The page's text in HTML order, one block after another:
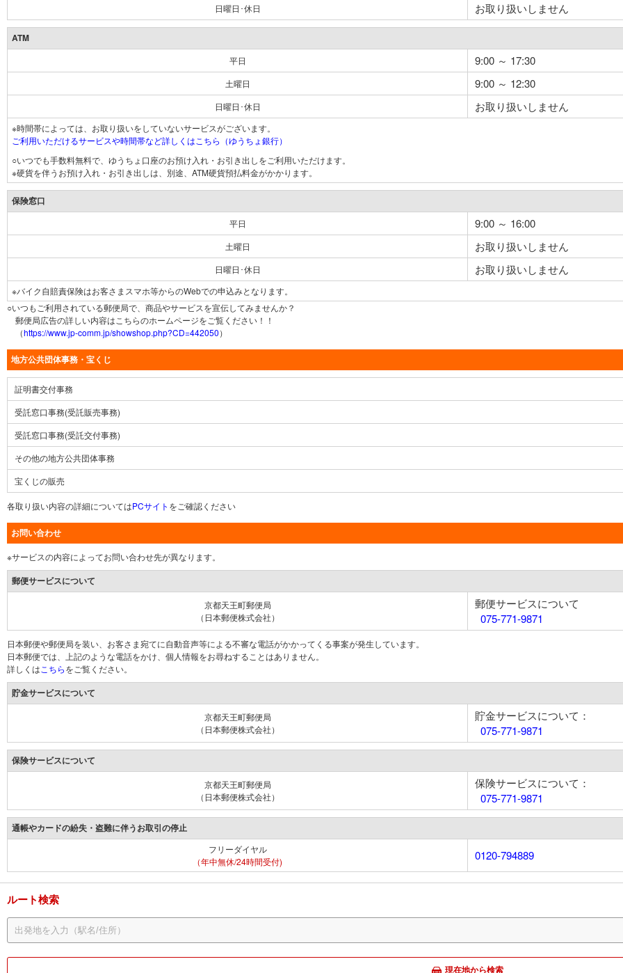
日曜日･休日 お取り扱いしません
ATM
平日 9:00 ～ 17:30
土曜日 9:00 ～ 12:30
日曜日･休日 お取り扱いしません
※時間帯によっては、お取り扱いをしていないサービスがございます。
ご利用いただけるサービスや時間帯など詳しくはこちら（ゆうちょ銀行）
○いつでも手数料無料で、ゆうちょ口座のお預け入れ・お引き出しをご利用いただけます。
※硬貨を伴うお預け入れ・お引き出しは、別途、ATM硬貨預払料金がかかります。
保険窓口
平日 9:00 ～ 16:00
土曜日 お取り扱いしません
日曜日･休日 お取り扱いしません
※バイク自賠責保険はお客さまスマホ等からのWebでの申込みとなります。
○いつもご利用されている郵便局で、商品やサービスを宣伝してみませんか？
郵便局広告の詳しい内容はこちらのホームページをご覧ください！！
（https://www.jp-comm.jp/showshop.php?CD=442050）
地方公共団体事務・宝くじ
証明書交付事務
受託窓口事務(受託販売事務)
受託窓口事務(受託交付事務)
その他の地方公共団体事務
宝くじの販売
各取り扱い内容の詳細についてはPCサイト をご確認ください
お問い合わせ
※サービスの内容によってお問い合わせ先が異なります。
郵便サービスについて
京都天王町郵便局
（日本郵便株式会社）
郵便サービスについて
075-771-9871
日本郵便や郵便局を装い、お客さま宛てに自動音声等による不審な電話がかかってくる事案が発生しています。
日本郵便では、上記のような電話をかけ、個人情報をお尋ねすることはありません。
詳しくは こちらをご覧ください。
貯金サービスについて
京都天王町郵便局
（日本郵便株式会社）
貯金サービスについて：
075-771-9871
保険サービスについて
京都天王町郵便局
（日本郵便株式会社）
保険サービスについて：
075-771-9871
通帳やカードの紛失・盗難に伴うお取引の停止
フリーダイヤル
（年中無休/24時間受付)
0120-794889
ルート検索
現在地から検索